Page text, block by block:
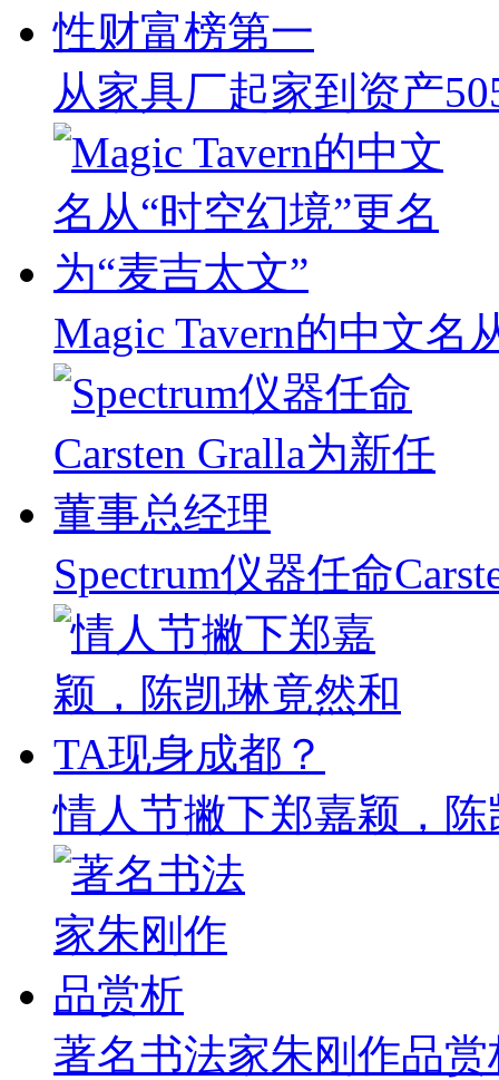
从家具厂起家到资产
Magic Tavern的中文名
Spectrum仪器任命
情人节撇下郑嘉颖，
著名书法家朱刚作品赏